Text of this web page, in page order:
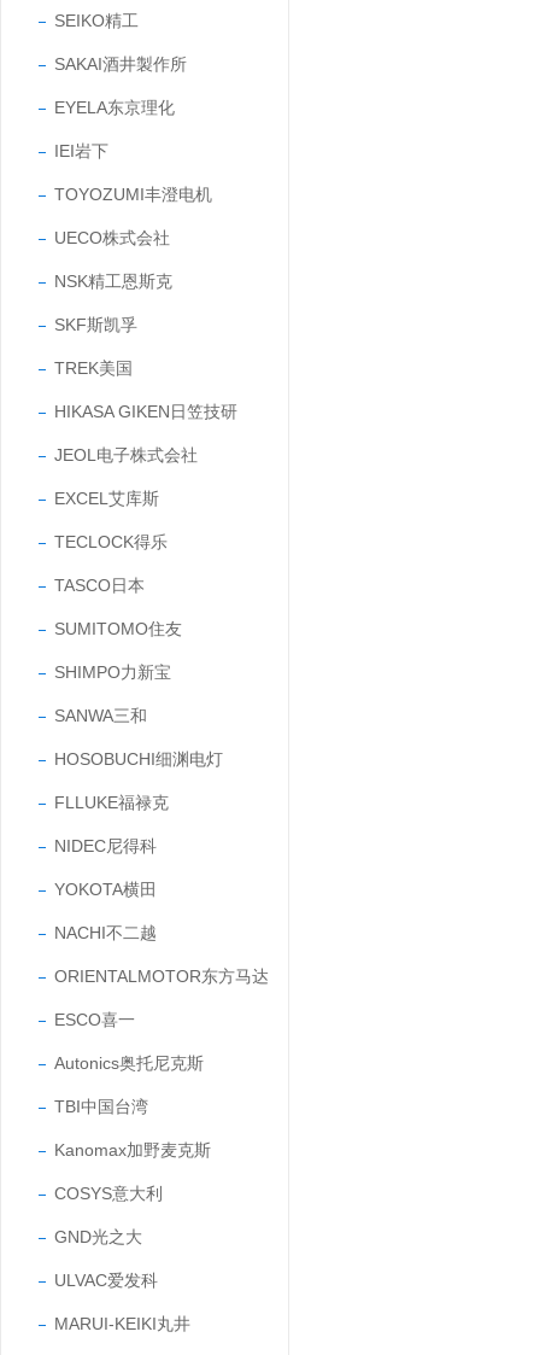
SEIKO精工
SAKAI酒井製作所
EYELA东京理化
IEI岩下
TOYOZUMI丰澄电机
UECO株式会社
NSK精工恩斯克
SKF斯凯孚
TREK美国
HIKASA GIKEN日笠技研
JEOL电子株式会社
EXCEL艾库斯
TECLOCK得乐
TASCO日本
SUMITOMO住友
SHIMPO力新宝
SANWA三和
HOSOBUCHI细渊电灯
FLLUKE福禄克
NIDEC尼得科
YOKOTA横田
NACHI不二越
ORIENTALMOTOR东方马达
ESCO喜一
Autonics奥托尼克斯
TBI中国台湾
Kanomax加野麦克斯
COSYS意大利
GND光之大
ULVAC爱发科
MARUI-KEIKI丸井